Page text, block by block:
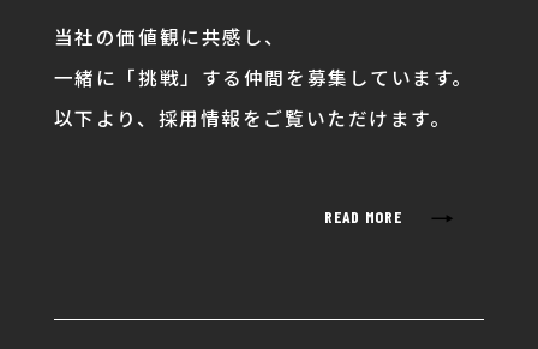
当社の価値観に共感し、
一緒に「挑戦」する仲間を募集しています。
以下より、採用情報をご覧いただけます。
READ MORE →